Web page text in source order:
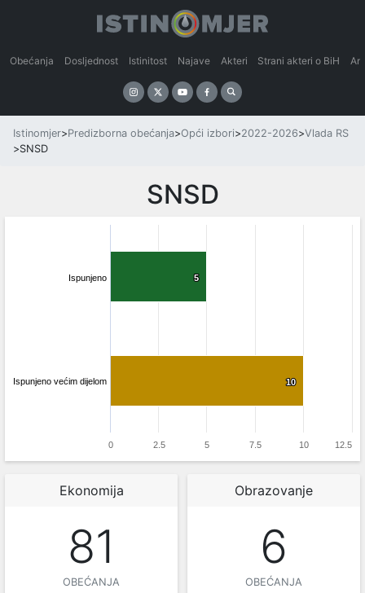
Obećanja Dosljednost Istinitost Najave Akteri Strani akteri o BiH
Istinomjer>Predizborna obećanja>Opći izbori>2022-2026>Vlada RS
>SNSD
SNSD
5
5
10
10
0 10
2.5 5 7.5 12.5
Ispunjeno
Ispunjeno većim dijelom
Ekonomija
81
OBEĆANJA
Obrazovanje
6
OBEĆANJA